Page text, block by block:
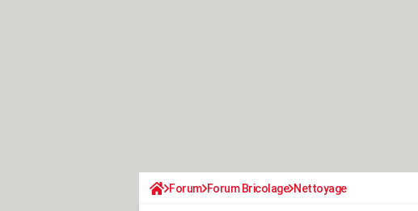
Forum Forum Bricolage Nettoyage